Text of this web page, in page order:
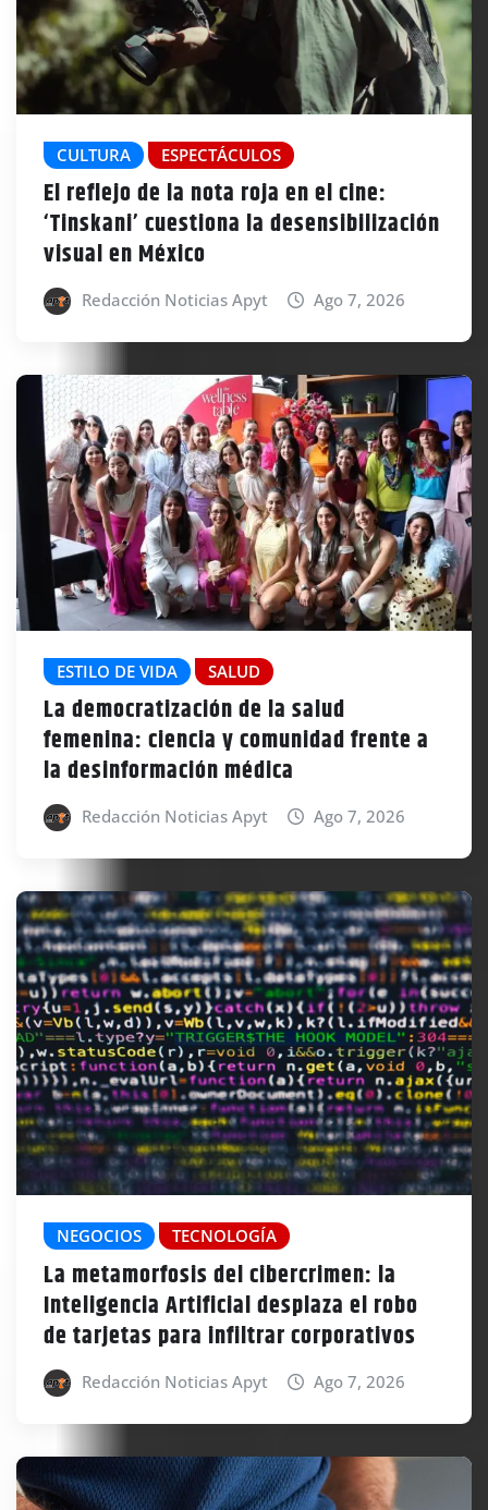
CULTURA ESPECTÁCULOS
El reflejo de la nota roja en el cine:
‘Tinskani’ cuestiona la desensibilización
visual en México
Redacción Noticias Apyt Ago 7, 2026
ESTILO DE VIDA SALUD
La democratización de la salud
femenina: ciencia y comunidad frente a
la desinformación médica
Redacción Noticias Apyt Ago 7, 2026
NEGOCIOS TECNOLOGÍA
La metamorfosis del cibercrimen: la
Inteligencia Artificial desplaza el robo
de tarjetas para infiltrar corporativos
Redacción Noticias Apyt Ago 7, 2026